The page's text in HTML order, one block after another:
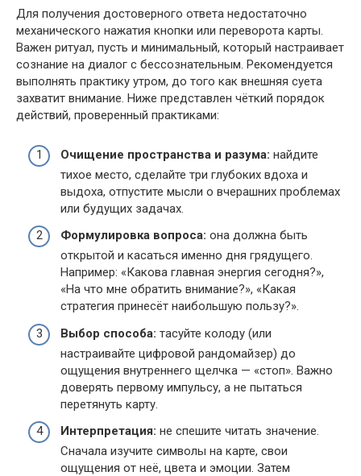
Для получения достоверного ответа недостаточно
механического нажатия кнопки или переворота карты.
Важен ритуал, пусть и минимальный, который настраивает
сознание на диалог с бессознательным. Рекомендуется
выполнять практику утром, до того как внешняя суета
захватит внимание. Ниже представлен чёткий порядок
действий, проверенный практиками:
Очищение пространства и разума: найдите
тихое место, сделайте три глубоких вдоха и
выдоха, отпустите мысли о вчерашних проблемах
или будущих задачах.
Формулировка вопроса: она должна быть
открытой и касаться именно дня грядущего.
Например: «Какова главная энергия сегодня?»,
«На что мне обратить внимание?», «Какая
стратегия принесёт наибольшую пользу?».
Выбор способа: тасуйте колоду (или
настраивайте цифровой рандомайзер) до
ощущения внутреннего щелчка — «стоп». Важно
доверять первому импульсу, а не пытаться
перетянуть карту.
Интерпретация: не спешите читать значение.
Сначала изучите символы на карте, свои
ощущения от неё, цвета и эмоции. Затем